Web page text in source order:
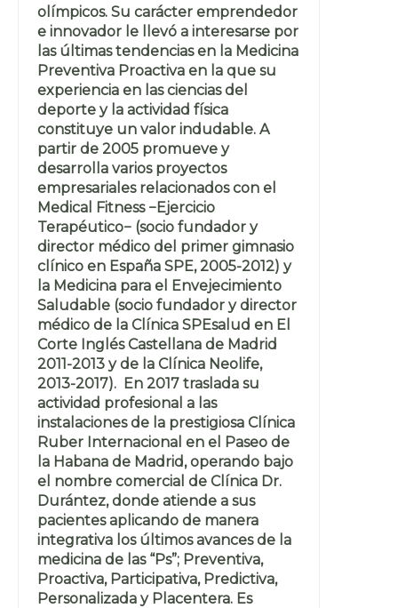
olímpicos. Su carácter emprendedor
e innovador le llevó a interesarse por
las últimas tendencias en la Medicina
Preventiva Proactiva en la que su
experiencia en las ciencias del
deporte y la actividad física
constituye un valor indudable. A
partir de 2005 promueve y
desarrolla varios proyectos
empresariales relacionados con el
Medical Fitness −Ejercicio
Terapéutico− (socio fundador y
director médico del primer gimnasio
clínico en España SPE, 2005-2012) y
la Medicina para el Envejecimiento
Saludable (socio fundador y director
médico de la Clínica SPEsalud en El
Corte Inglés Castellana de Madrid
2011-2013 y de la Clínica Neolife,
2013-2017). En 2017 traslada su
actividad profesional a las
instalaciones de la prestigiosa Clínica
Ruber Internacional en el Paseo de
la Habana de Madrid, operando bajo
el nombre comercial de Clínica Dr.
Durántez, donde atiende a sus
pacientes aplicando de manera
integrativa los últimos avances de la
medicina de las “Ps”; Preventiva,
Proactiva, Participativa, Predictiva,
Personalizada y Placentera. Es